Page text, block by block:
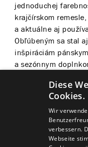
jednoduchej
krajčírskom
a aktuálne aj
Obľúbeným sa stal
inšpiráciám
a sezónnym
kvarteta módnych
pre projektDiese
Cookies.
Wir
verbessern.
Webseite